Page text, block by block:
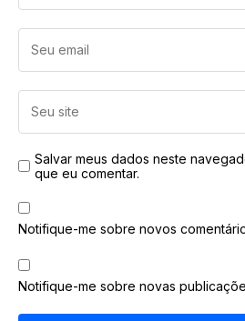
Salvar meus dados neste
que eu comentar.
Notifique-me sobre novos
Notifique-me sobre novas